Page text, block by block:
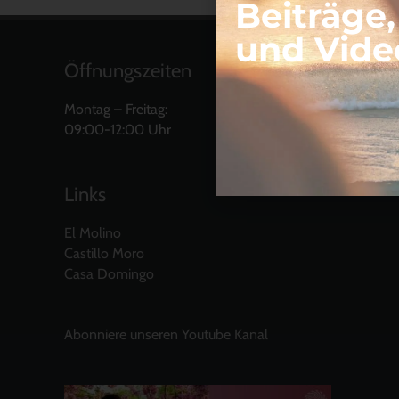
Öffnungszeiten
Montag – Freitag:
09:00-12:00 Uhr
Links
El Molino
Castillo Moro
Casa Domingo
Abonniere unseren Youtube Kanal
und